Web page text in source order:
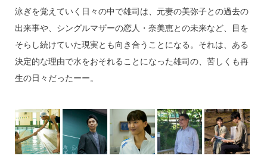
泳ぎを覚えていく日々の中で雄司は、元妻の美弥子との過去の
出来事や、シングルマザーの恋人・奈美恵との未来など、目を
そらし続けていた現実とも向き合うことになる。それは、ある
決定的な理由で水をおそれることになった雄司の、苦しくも再
生の日々だったーー。